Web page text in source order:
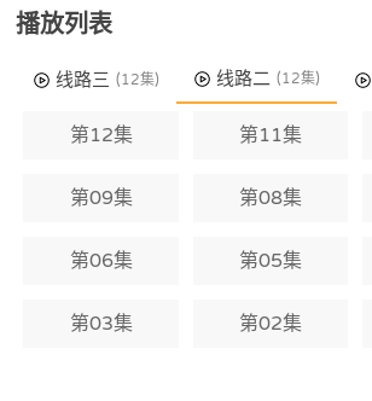
播放列表
线路三 (12集) 线路二 (12集)
第12集 第11集
第09集 第08集
第06集 第05集
第03集 第02集